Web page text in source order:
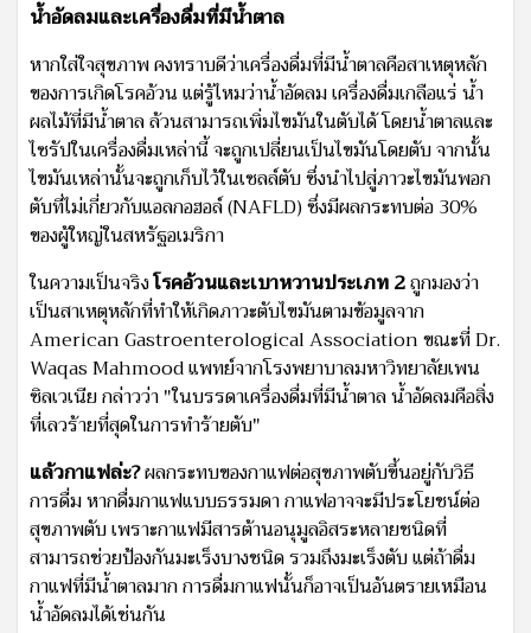
น้ำอัดลมและเครื่องดื่มที่มีน้ำตาล
หากใส่ใจสุขภาพ คงทราบดีว่าเครื่องดื่มที่มีน้ำตาลคือสาเหตุหลัก
ของการเกิดโรคอ้วน แต่รู้ไหมว่าน้ำอัดลม เครื่องดื่มเกลือแร่ น้ำ
ผลไม้ที่มีน้ำตาล ล้วนสามารถเพิ่มไขมันในตับได้ โดยน้ำตาลและ
ไซรัปในเครื่องดื่มเหล่านี้ จะถูกเปลี่ยนเป็นไขมันโดยตับ จากนั้น
ไขมันเหล่านั้นจะถูกเก็บไว้ในเซลล์ตับ ซึ่งนำไปสู่ภาวะไขมันพอก
ตับที่ไม่เกี่ยวกับแอลกอฮอล์ (NAFLD) ซึ่งมีผลกระทบต่อ 30%
ของผู้ใหญ่ในสหรัฐอเมริกา
ในความเป็นจริงโรคอ้วนและเบาหวานประเภท 2ถูกมองว่า
เป็นสาเหตุหลักที่ทำให้เกิดภาวะตับไขมันตามข้อมูลจาก
American Gastroenterological Association ขณะที่ Dr.
Waqas Mahmood แพทย์จากโรงพยาบาลมหาวิทยาลัยเพน
ซิลเวเนีย กล่าวว่า "ในบรรดาเครื่องดื่มที่มีน้ำตาล น้ำอัดลมคือสิ่ง
ที่เลวร้ายที่สุดในการทำร้ายตับ"
แล้วกาแฟล่ะ?ผลกระทบของกาแฟต่อสุขภาพตับขึ้นอยู่กับวิธี
การดื่ม หากดื่มกาแฟแบบธรรมดา กาแฟอาจจะมีประโยชน์ต่อ
สุขภาพตับ เพราะกาแฟมีสารต้านอนุมูลอิสระหลายชนิดที่
สามารถช่วยป้องกันมะเร็งบางชนิด รวมถึงมะเร็งตับ แต่ถ้าดื่ม
กาแฟที่มีน้ำตาลมาก การดื่มกาแฟนั้นก็อาจเป็นอันตรายเหมือน
น้ำอัดลมได้เช่นกัน